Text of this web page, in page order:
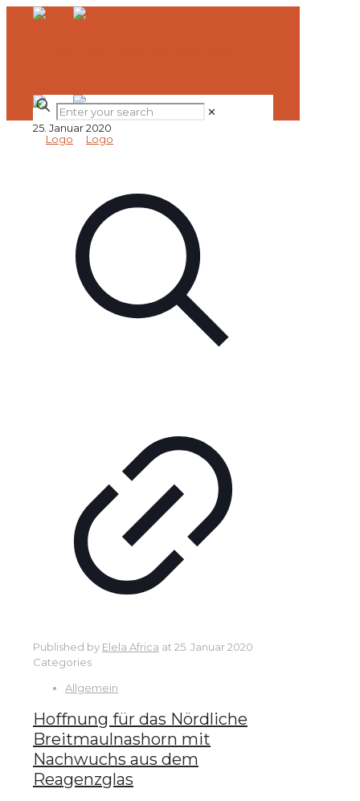
✕
25. Januar 2020
Published by Elela Africa at 25. Januar 2020
Categories
Allgemein
Hoffnung für das Nördliche
Breitmaulnashorn mit
Nachwuchs aus dem
Reagenzglas